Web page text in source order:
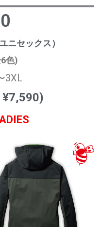
ニセックス）
色)
3XL